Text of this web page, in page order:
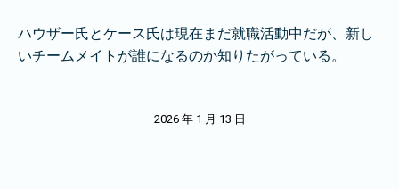
ハウザー氏とケース氏は現在まだ就職活動中だが、新し
いチームメイトが誰になるのか知りたがっている。
2026 年 1 月 13 日